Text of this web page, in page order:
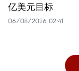
亿美元目标
06/08/2026 02:41